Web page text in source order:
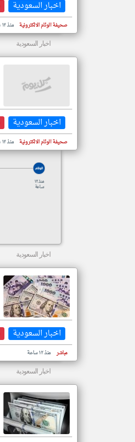
اخبار السعودية
صحيفة الوئام الالكترونية منذ ١٢ ساعة
اخبار السعودية
اخبار السعودية
صحيفة الوئام الالكترونية منذ ١٢ ساعة
منذ ١٢
ساعة
اخبار السعودية
اخبار السعودية
مباشر منذ ١٢ ساعة
اخبار السعودية